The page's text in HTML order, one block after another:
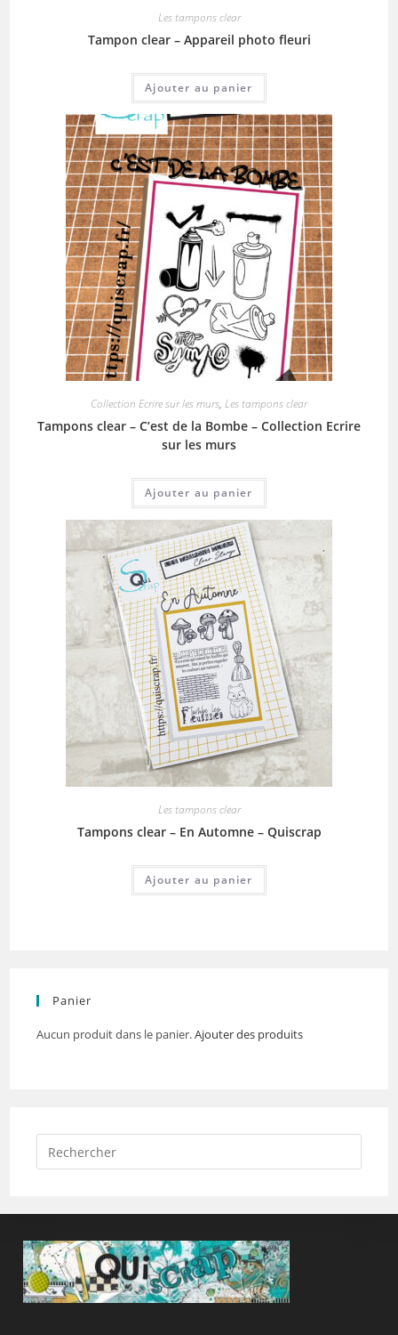
Les tampons clear
Tampon clear – Appareil photo fleuri
Ajouter au panier
Collection Ecrire sur les murs, Les tampons clear
Tampons clear – C’est de la Bombe – Collection Ecrire
sur les murs
Ajouter au panier
Les tampons clear
Tampons clear – En Automne – Quiscrap
Ajouter au panier
Panier
Aucun produit dans le panier.Ajouter des produits